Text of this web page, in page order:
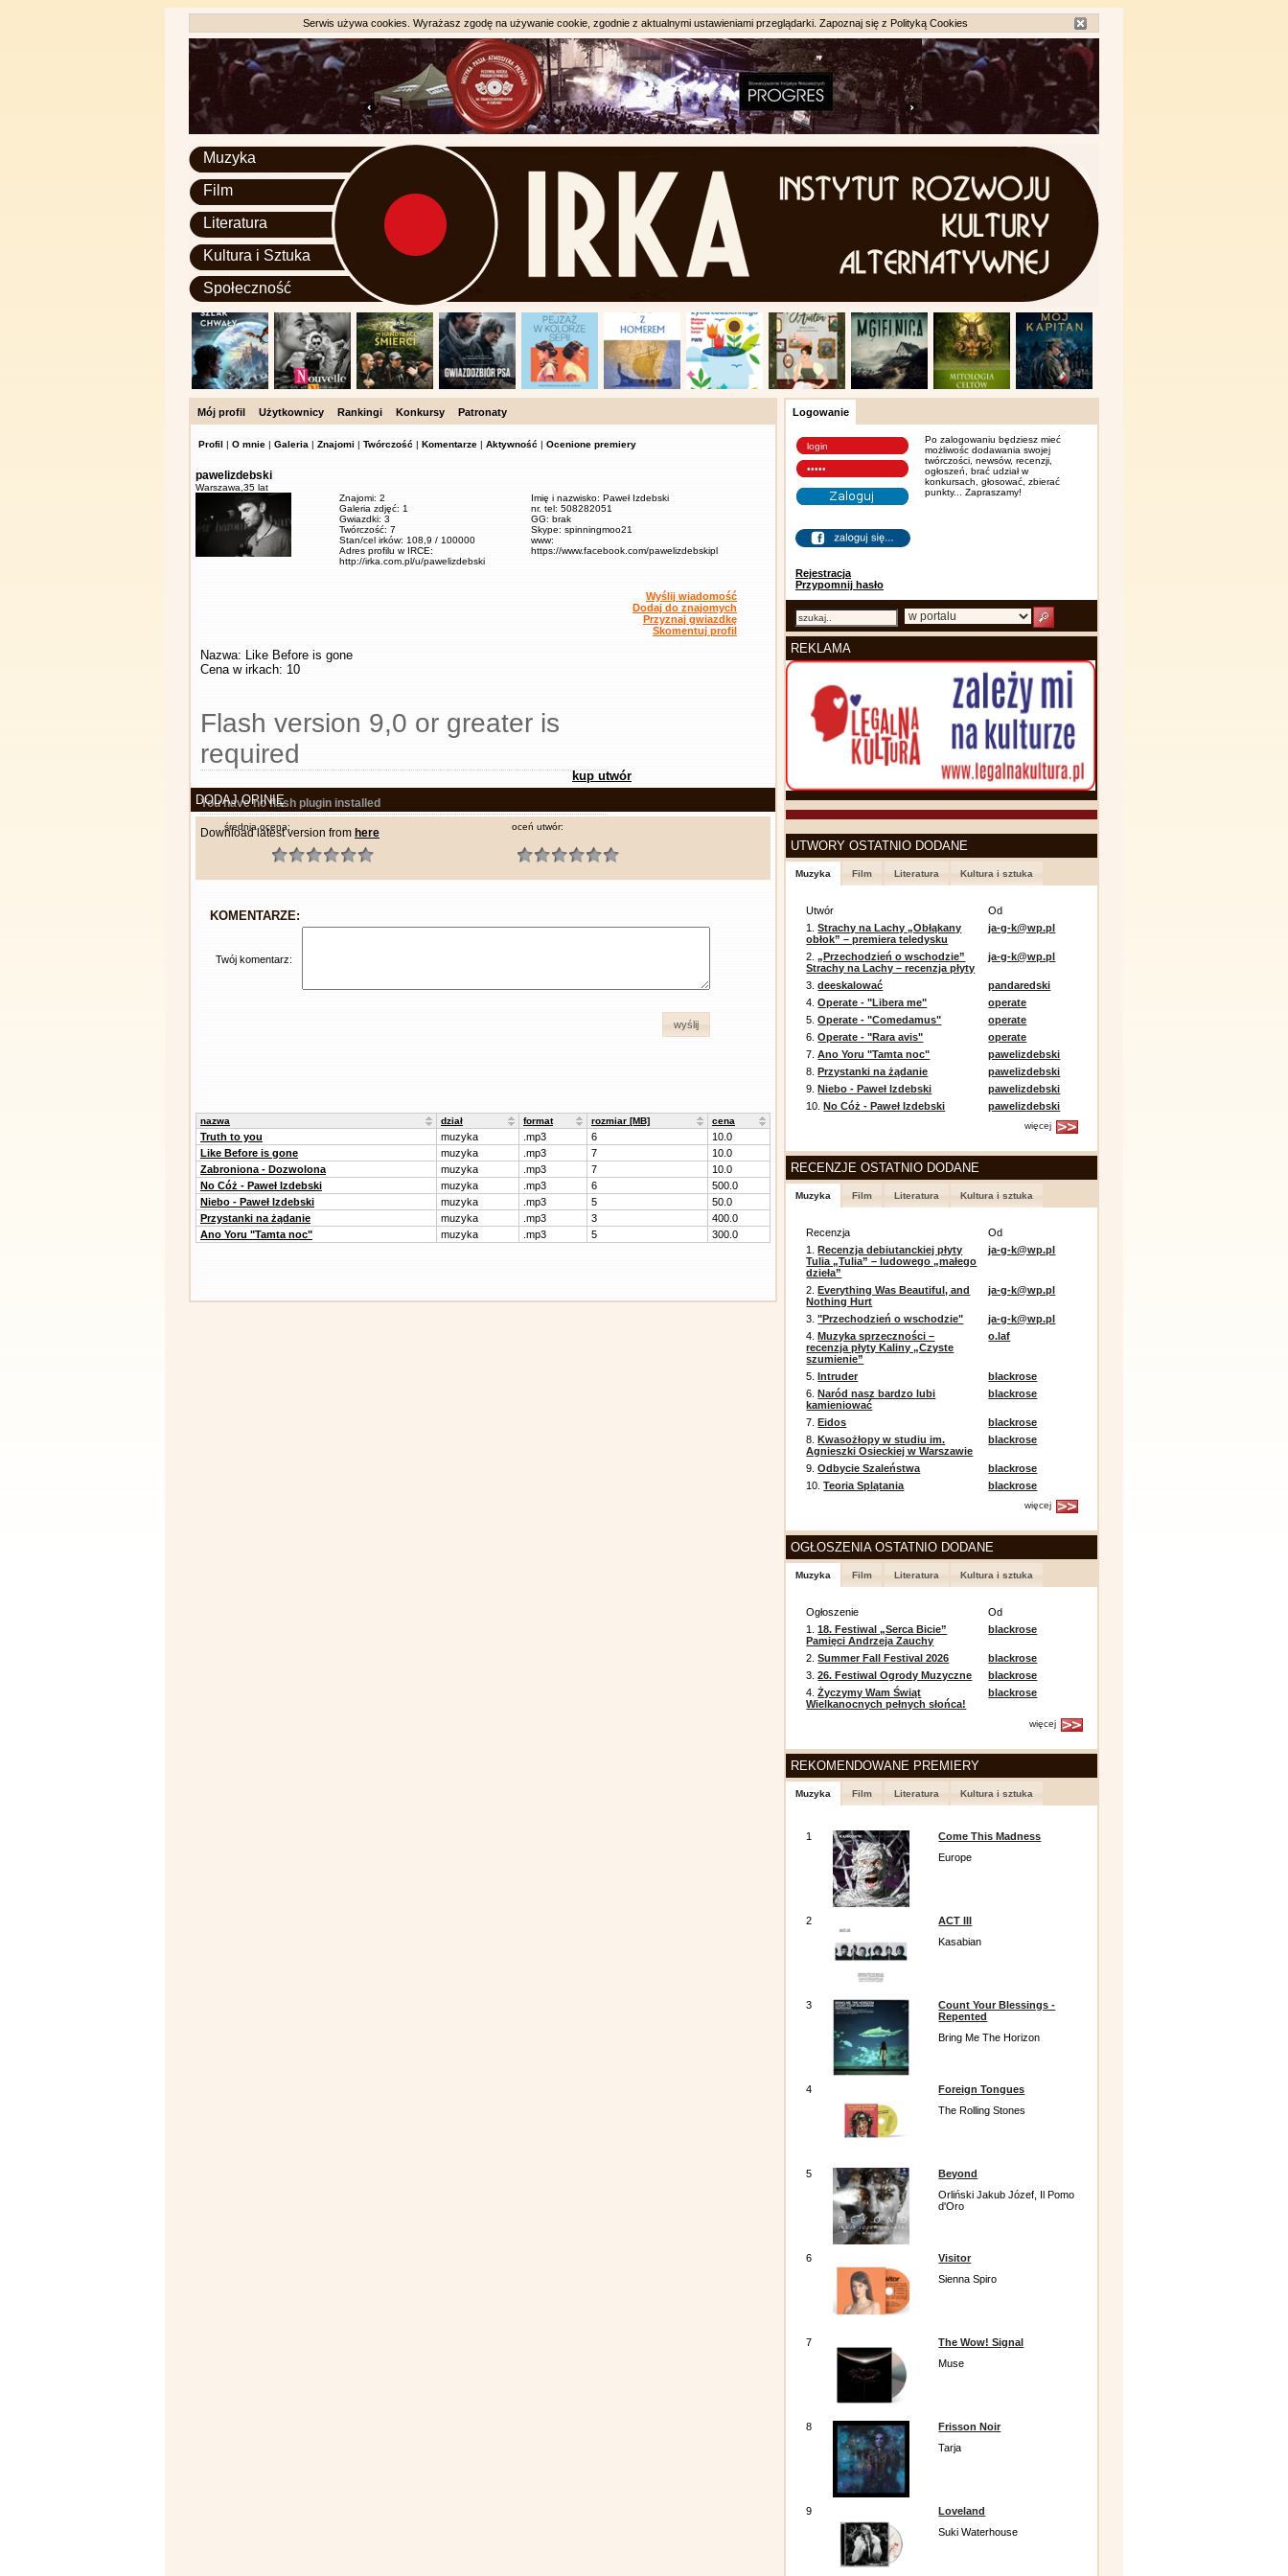
Serwis używa cookies. Wyrażasz zgodę na używanie cookie, zgodnie z aktualnymi ustawieniami przeglądarki. Zapoznaj się z Polityką Cookies
Muzyka
Film
Literatura
Kultura i Sztuka
Społeczność
Mój profil Użytkownicy Rankingi Konkursy Patronaty
Profil | O mnie | Galeria | Znajomi | Twórczość | Komentarze | Aktywność | Ocenione premiery
pawelizdebski
Warszawa, 35 lat
Znajomi: 2
Galeria zdjęć: 1
Gwiazdki: 3
Twórczość: 7
Stan/cel irków: 108,9 / 100000
Adres profilu w IRCE:
http://irka.com.pl/u/pawelizdebski
Imię i nazwisko: Paweł Izdebski
nr. tel: 508282051
GG: brak
Skype: spinningmoo21
www:
https://www.facebook.com/pawelizdebskipl
Wyślij wiadomość
Dodaj do znajomych
Przyznaj gwiazdkę
Skomentuj profil
Nazwa: Like Before is gone
Cena w irkach: 10
Flash version 9,0 or greater is
required
You have no flash plugin installed
Download latest version from here
kup utwór
DODAJ OPINIĘ
średnia ocena: oceń utwór:
KOMENTARZE:
Twój komentarz:
wyślij
nazwa dział format rozmiar [MB] cena
Truth to you muzyka .mp3 6
10.0
Like Before is gone
muzyka .mp3 7
10.0
Zabroniona - Dozwolona
muzyka .mp3 7
10.0
No Cóż - Paweł Izdebski
muzyka .mp3 6
500.0
Niebo - Paweł Izdebski
muzyka .mp3 5
50.0
Przystanki na żądanie
muzyka .mp3 3
400.0
Ano Yoru "Tamta noc"
muzyka .mp3 5 300.0
Logowanie
Rejestracja
Przypomnij hasło
Po zalogowaniu będziesz mieć
możliwośc dodawania swojej
twórczości, newsów, recenzji,
ogłoszeń, brać udział w
konkursach, głosować, zbierać
punkty... Zapraszamy!
REKLAMA
UTWORY OSTATNIO DODANE
Muzyka Film Literatura Kultura i sztuka
Utwór
Od
1.Strachy na Lachy „Obłąkany
obłok” – premiera teledysku
ja-g-k@wp.pl
2.„Przechodzień o wschodzie”
Strachy na Lachy – recenzja płyty
ja-g-k@wp.pl
3.deeskalować
pandaredski
4.Operate - "Libera me"
operate
5.Operate - "Comedamus"
operate
6.Operate - "Rara avis"
operate
7.Ano Yoru "Tamta noc"
pawelizdebski
8.Przystanki na żądanie
pawelizdebski
9.Niebo - Paweł Izdebski
pawelizdebski
10.No Cóż - Paweł Izdebski pawelizdebski
więcej
RECENZJE OSTATNIO DODANE
Muzyka Film Literatura Kultura i sztuka
Recenzja
Od
1.Recenzja debiutanckiej płyty
Tulia „Tulia” – ludowego „małego
dzieła”
ja-g-k@wp.pl
2.Everything Was Beautiful, and
Nothing Hurt
ja-g-k@wp.pl
3."Przechodzień o wschodzie"
ja-g-k@wp.pl
4.Muzyka sprzeczności –
recenzja płyty Kaliny „Czyste
szumienie”
o.laf
5.Intruder
blackrose
6.Naród nasz bardzo lubi
kamieniować
blackrose
7.Eidos
blackrose
8.Kwasożłopy w studiu im.
Agnieszki Osieckiej w Warszawie
blackrose
9.Odbycie Szaleństwa
blackrose
10.Teoria Splątania blackrose
więcej
OGŁOSZENIA OSTATNIO DODANE
Muzyka Film Literatura Kultura i sztuka
Ogłoszenie
Od
1.18. Festiwal „Serca Bicie”
Pamięci Andrzeja Zauchy
blackrose
2.Summer Fall Festival 2026
blackrose
3.26. Festiwal Ogrody Muzyczne
blackrose
4.Życzymy Wam Świąt
Wielkanocnych pełnych słońca!
blackrose
więcej
REKOMENDOWANE PREMIERY
Muzyka Film Literatura Kultura i sztuka
1
Come This Madness
Europe
2
ACT III
Kasabian
3
Count Your Blessings -
Repented
Bring Me The Horizon
4
Foreign Tongues
The Rolling Stones
5
Beyond
Orliński Jakub Józef, Il Pomo
d'Oro
6
Visitor
Sienna Spiro
7
The Wow! Signal
Muse
8
Frisson Noir
Tarja
9
Loveland
Suki Waterhouse